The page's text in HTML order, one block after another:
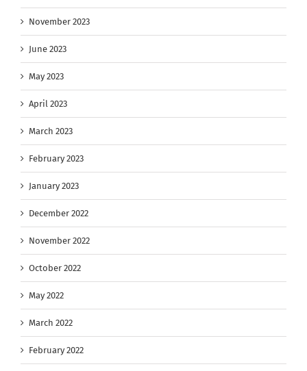
November 2023
June 2023
May 2023
April 2023
March 2023
February 2023
January 2023
December 2022
November 2022
October 2022
May 2022
March 2022
February 2022